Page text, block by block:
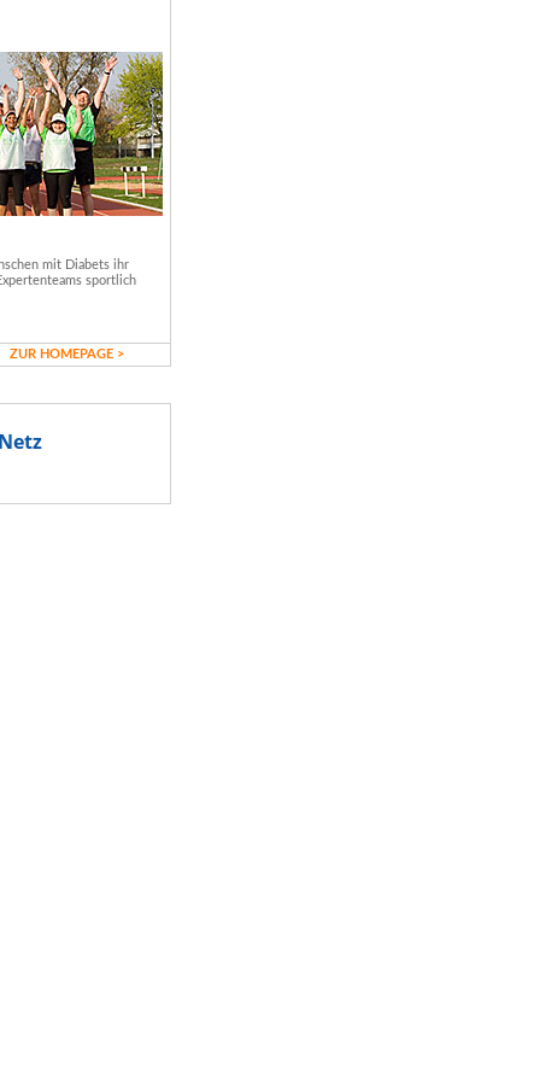
mit Diabets ihr
sportlich
ZUR HOMEPAGE >